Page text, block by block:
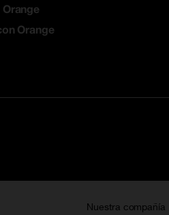
Orange
Nuestra compañía